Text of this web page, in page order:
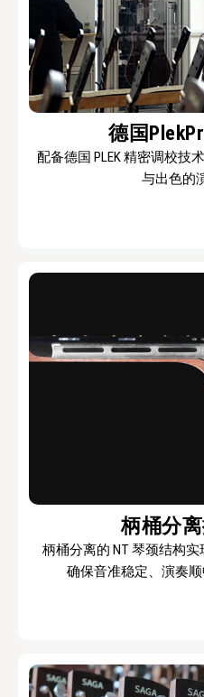
德国
配备德国 PLEK 精密调校技
与出色的
柄桶分
柄桶分离的 NT 琴颈结构
确保音准稳定、演奏顺